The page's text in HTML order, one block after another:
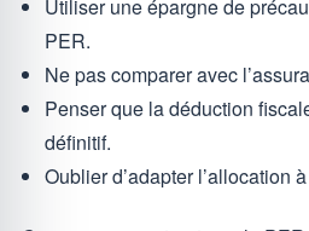
Utiliser une épargne de
PER.
Ne pas comparer avec
Penser que la déduction
définitif.
Oublier d’adapter l’allocation